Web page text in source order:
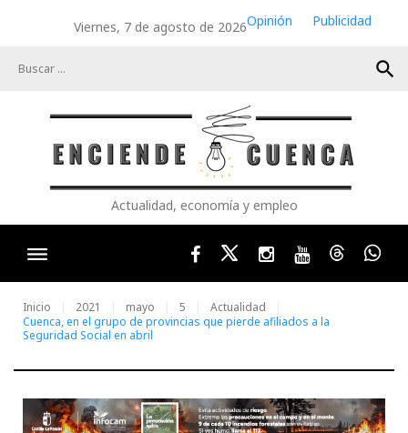
Viernes, 7 de agosto de 2026Opinión
Publicidad
search
Actualidad, economía y empleo
FacebookTwitterInstagram
YoutubeThreads
Inicio 2021 mayo 5
Actualidad
Cuenca, en el grupo de provincias que pierde afiliados a la
Seguridad Social en abril